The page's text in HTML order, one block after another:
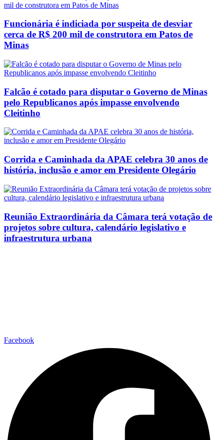
Funcionária é indiciada por suspeita de desviar
cerca de R$ 200 mil de construtora em Patos de
Minas
Falcão é cotado para disputar o Governo de Minas
pelo Republicanos após impasse envolvendo
Cleitinho
Corrida e Caminhada da APAE celebra 30 anos de
história, inclusão e amor em Presidente Olegário
Reunião Extraordinária da Câmara terá votação de
projetos sobre cultura, calendário legislativo e
infraestrutura urbana
Facebook